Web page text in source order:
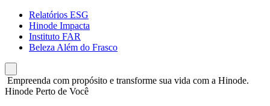
Relatórios ESG
Hinode Impacta
Instituto FAR
Beleza Além do Frasco
Empreenda com propósito e transforme sua vida com a Hinode.
Hinode Perto de Você